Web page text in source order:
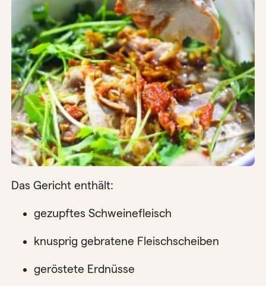
Das Gericht enthält:
gezupftes Schweinefleisch
knusprig gebratene Fleischscheiben
geröstete Erdnüsse